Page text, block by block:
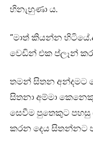
හිනැහුණා ය.
“මාත් කියන්න
වෙඩින් එක ප්ලෑන්
තමන් සිතන අන්දමට
සිතනා අම්මා
සෙවීම පුතෙකුට
කරන දෙය සිතන්නට